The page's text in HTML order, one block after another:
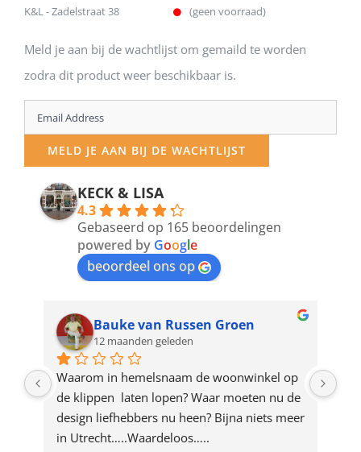
K&L - Zadelstraat 38 (geen voorraad)
Meld je aan bij de wachtlijst om gemaild te worden
zodra dit product weer beschikbaar is.
Enter
your
email
address
product
MELD JE AAN BIJ DE WACHTLIJST
KECK & LISA
4.3
Gebaseerd op 165 beoordelingen
powered by Google
beoordeel ons op
Bauke van Russen Groen
12 maanden geleden
Waarom in hemelsnaam de woonwinkel op
de klippen  laten lopen? Waar moeten nu de
design liefhebbers nu heen? Bijna niets meer
in Utrecht…..Waardeloos…..